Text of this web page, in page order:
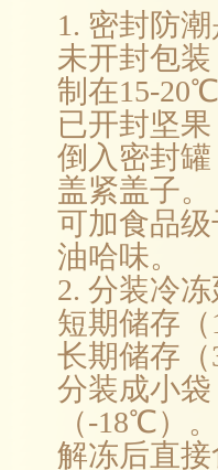
1. 密封防
未开封包
制在15-
已开封坚
倒入密封
盖紧盖子。
可加食品
油哈味。
2. 分装冷
短期储存
长期储存
分装成小
（-18℃）。
解冻后直